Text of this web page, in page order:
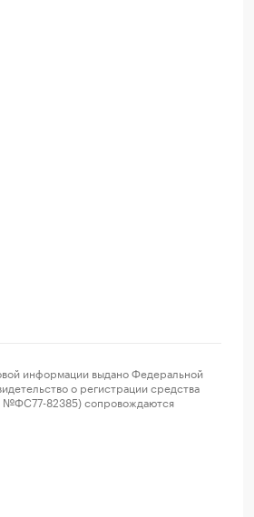
информации выдано Федеральной
о регистрации средства
№ФС77-82385) сопровождаются